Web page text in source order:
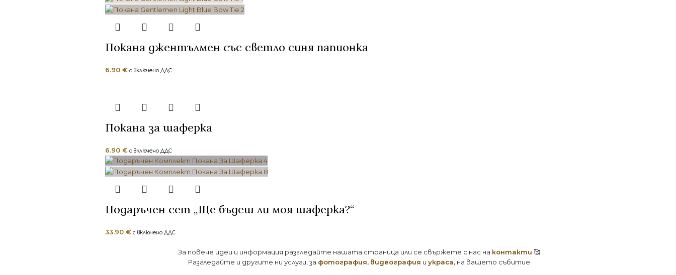
Покана джентълмен със светло синя папионка
6.90 € с включено ДДС
Покана за шаферка
6.90 € с включено ДДС
Подаръчен сет „Ще бъдеш ли моя шаферка?“
33.90 € с включено ДДС
За повече идеи и информация разгледайте нашата страница или се свържете с нас на контакти 🥰.
Разгледайте и другите ни услуги, за фотография, видеография и украса,на вашето събитие.